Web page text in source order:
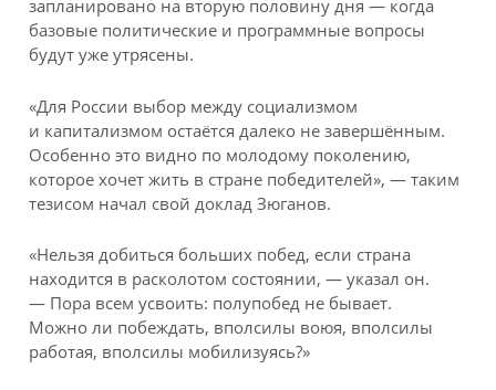
запланировано на вторую половину дня — когда
базовые политические и программные вопросы
будут уже утрясены.
«Для России выбор между социализмом
и капитализмом остаётся далеко не завершённым.
Особенно это видно по молодому поколению,
которое хочет жить в стране победителей», — таким
тезисом начал свой доклад Зюганов.
«Нельзя добиться больших побед, если страна
находится в расколотом состоянии, — указал он.
— Пора всем усвоить: полупобед не бывает.
Можно ли побеждать, вполсилы воюя, вполсилы
работая, вполсилы мобилизуясь?»